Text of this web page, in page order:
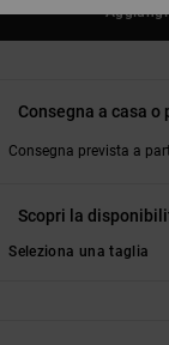
Consegna a casa
Consegna prevista a
Scopri la
Seleziona una taglia